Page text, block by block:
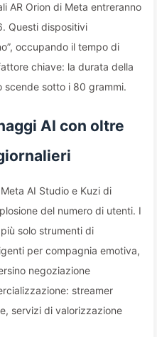
AR Orion di Meta entreranno
Questi dispositivi
occupando il tempo di
chiave: la durata della
scende sotto i 80 grammi.
AI con oltre
AI Studio e Kuzi di
del numero di utenti. I
solo strumenti di
per compagnia emotiva,
negoziazione
streamer
servizi di valorizzazione